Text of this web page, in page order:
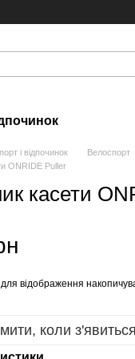
і відпочинок Велоспорт
ONRIDE Puller
касети
для відображення
коли з'явиться